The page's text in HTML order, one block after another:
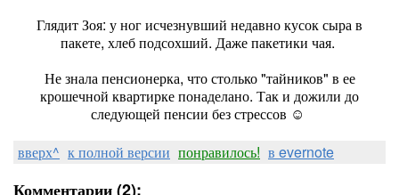
Глядит Зоя: у ног исчезнувший недавно кусок сыра в
пакете, хлеб подсохший. Даже пакетики чая.
Не знала пенсионерка, что столько "тайников" в ее
крошечной квартирке понаделано. Так и дожили до
следующей пенсии без стрессов ☺
вверх^ к полной версии понравилось! в evernote
Комментарии (2):